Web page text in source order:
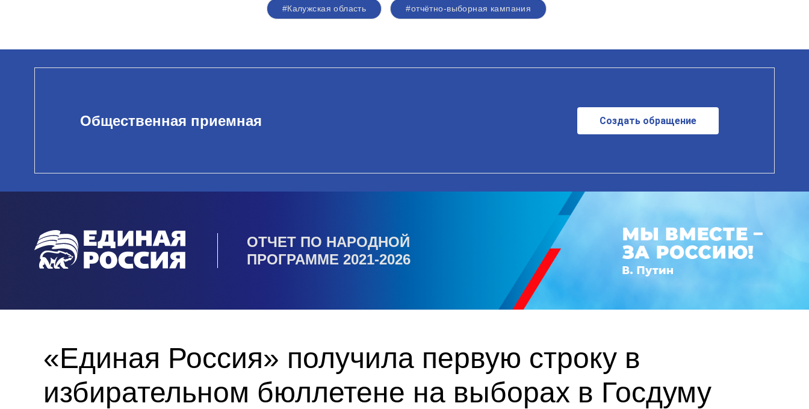
#Калужская область #отчётно-выборная кампания
Общественная приемная Создать обращение
ОТЧЕТ ПО НАРОДНОЙ
ПРОГРАММЕ 2021-2026
«Единая Россия» получила первую строку в
избирательном бюллетене на выборах в Госдуму